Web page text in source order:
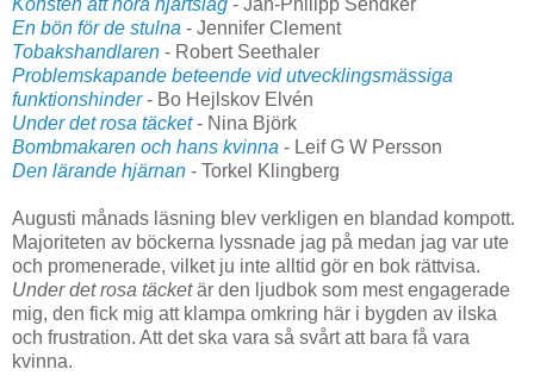
Konsten att höra hjärtslag - Jan-Philipp Sendker
En bön för de stulna - Jennifer Clement
Tobakshandlaren - Robert Seethaler
Problemskapande beteende vid utvecklingsmässiga
funktionshinder- Bo Hejlskov Elvén
Under det rosa täcket - Nina Björk
Bombmakaren och hans kvinna - Leif G W Persson
Den lärande hjärnan - Torkel Klingberg
Augusti månads läsning blev verkligen en blandad kompott.
Majoriteten av böckerna lyssnade jag på medan jag var ute
och promenerade, vilket ju inte alltid gör en bok rättvisa.
Under det rosa täcketär den ljudbok som mest engagerade
mig, den fick mig att klampa omkring här i bygden av ilska
och frustration. Att det ska vara så svårt att bara få vara
kvinna.